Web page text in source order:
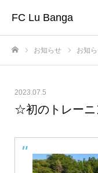
FC Lu Banga
お知らせ お知
2023.07.5
☆初のトレー